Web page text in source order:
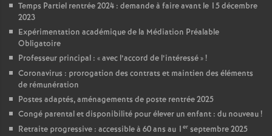
o
u
r
s
Temps Partiel rentrée 2024 : demande à faire avant le 15 décembre
2023
Expérimentation académique de la Médiation Préalable
Obligatoire
Professeur principal : «avec l’accord de l’intéressé»!
Coronavirus : prorogation des contrats et maintien des éléments
de rémunération
Postes adaptés, aménagements de poste rentrée 2025
Congé parental et disponibilité pour élever un enfant : du nouveau!
Retraite progressive : accessible à 60 ans au 1 er septembre 2025